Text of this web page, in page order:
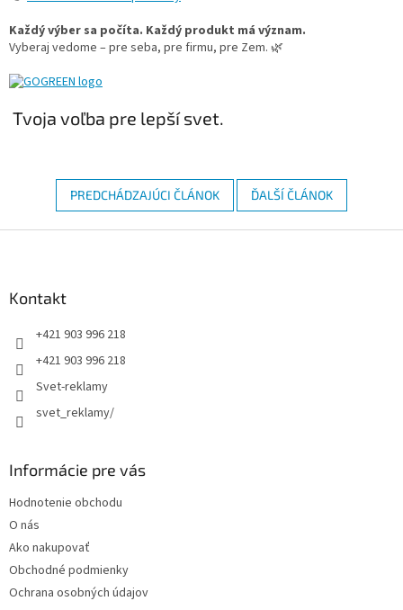
Každý výber sa počíta. Každý produkt má význam.
Vyberaj vedome – pre seba, pre firmu, pre Zem. 🌿
Tvoja voľba pre lepší svet.
PREDCHÁDZAJÚCI ČLÁNOK ĎALŠÍ ČLÁNOK
Kontakt
+421 903 996 218
+421 903 996 218
Svet-reklamy
svet_reklamy/
Informácie pre vás
Hodnotenie obchodu
O nás
Ako nakupovať
Obchodné podmienky
Ochrana osobných údajov